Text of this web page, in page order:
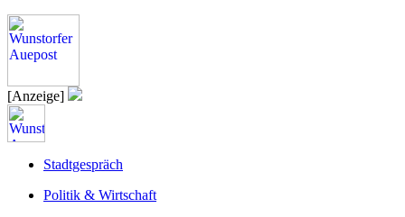
[Anzeige]
Stadtgespräch
Politik & Wirtschaft